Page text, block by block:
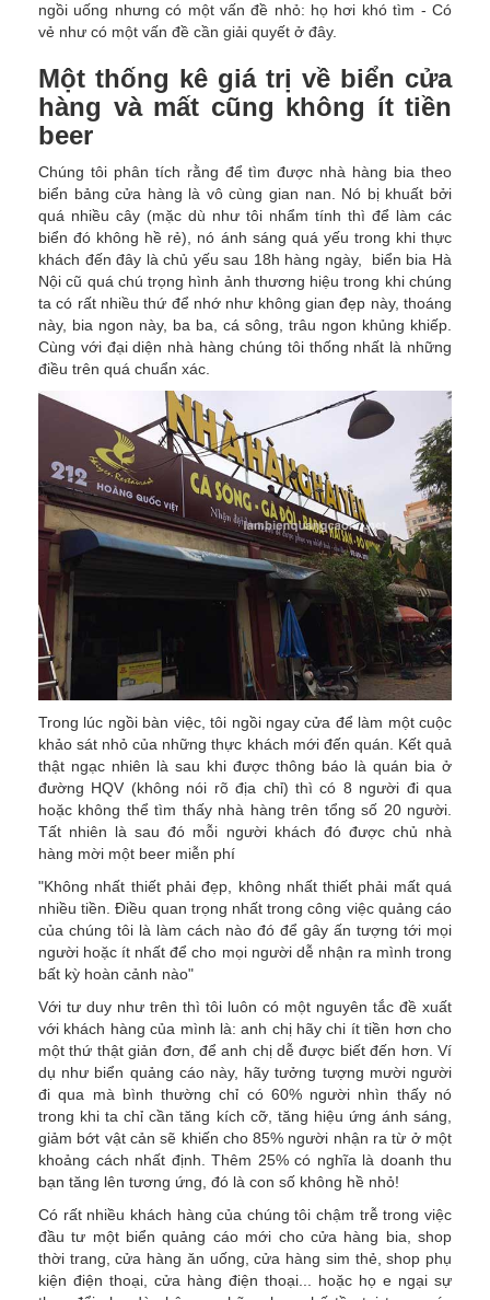
ngồi uống nhưng có một vấn đề nhỏ: họ hơi khó tìm - Có
vẻ như có một vấn đề cần giải quyết ở đây.
Một thống kê giá trị về biển cửa
hàng và mất cũng không ít tiền
beer
Chúng tôi phân tích rằng để tìm được nhà hàng bia theo
biển bảng cửa hàng là vô cùng gian nan. Nó bị khuất bởi
quá nhiều cây (mặc dù như tôi nhẩm tính thì để làm các
biển đó không hề rẻ), nó ánh sáng quá yếu trong khi thực
khách đến đây là chủ yếu sau 18h hàng ngày, biển bia Hà
Nội cũ quá chú trọng hình ảnh thương hiệu trong khi chúng
ta có rất nhiều thứ để nhớ như không gian đẹp này, thoáng
này, bia ngon này, ba ba, cá sông, trâu ngon khủng khiếp.
Cùng với đại diện nhà hàng chúng tôi thống nhất là những
điều trên quá chuẩn xác.
Trong lúc ngồi bàn việc, tôi ngồi ngay cửa để làm một cuộc
khảo sát nhỏ của những thực khách mới đến quán. Kết quả
thật ngạc nhiên là sau khi được thông báo là quán bia ở
đường HQV (không nói rõ địa chỉ) thì có 8 người đi qua
hoặc không thể tìm thấy nhà hàng trên tổng số 20 người.
Tất nhiên là sau đó mỗi người khách đó được chủ nhà
hàng mời một beer miễn phí
"Không nhất thiết phải đẹp, không nhất thiết phải mất quá
nhiều tiền. Điều quan trọng nhất trong công việc quảng cáo
của chúng tôi là làm cách nào đó để gây ấn tượng tới mọi
người hoặc ít nhất để cho mọi người dễ nhận ra mình trong
bất kỳ hoàn cảnh nào"
Với tư duy như trên thì tôi luôn có một nguyên tắc đề xuất
với khách hàng của mình là: anh chị hãy chi ít tiền hơn cho
một thứ thật giản đơn, để anh chị dễ được biết đến hơn. Ví
dụ như biển quảng cáo này, hãy tưởng tượng mười người
đi qua mà bình thường chỉ có 60% người nhìn thấy nó
trong khi ta chỉ cần tăng kích cỡ, tăng hiệu ứng ánh sáng,
giảm bớt vật cản sẽ khiến cho 85% người nhận ra từ ở một
khoảng cách nhất định. Thêm 25% có nghĩa là doanh thu
bạn tăng lên tương ứng, đó là con số không hề nhỏ!
Có rất nhiều khách hàng của chúng tôi chậm trễ trong việc
đầu tư một biển quảng cáo mới cho cửa hàng bia, shop
thời trang, cửa hàng ăn uống, cửa hàng sim thẻ, shop phụ
kiện điện thoại, cửa hàng điện thoại... hoặc họ e ngại sự